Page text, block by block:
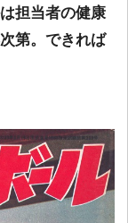
担当者の健康
第。できれば